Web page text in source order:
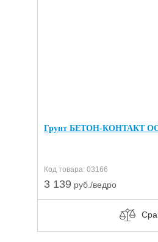
Грунт БЕТОН-КОНТАКТ
Код товара: 03166
3 139 руб./ведро